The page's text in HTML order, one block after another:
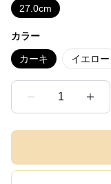
27.0cm
カラー
カーキ イエロー
1